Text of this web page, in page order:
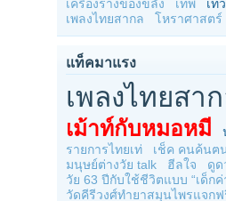
เครื่องรางของขลัง
เทพ
เท
เพลงไทยสากล
โหราศาสตร์
แท็คมาแรง
เพลงไทยสา
เม้าท์กับหมอหมี
รายการไทยเท่
เช็ค คนค้นฅ
มนุษย์ต่างวัย talk
ฮีลใจ
ดูด
วัย 63 ปีกับใช้ชีวิตแบบ “เด็กค่
วัดคีรีวงศ์ทำยาสมุนไพรแจกฟ